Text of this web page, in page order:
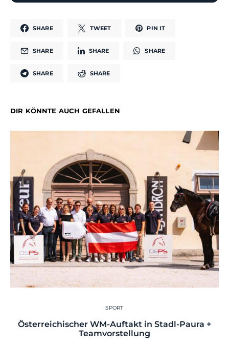
SHARE TWEET PIN IT
SHARE SHARE SHARE
SHARE SHARE
DIR KÖNNTE AUCH GEFALLEN
SPORT
Österreichischer WM-Auftakt in Stadl-Paura +
Teamvorstellung